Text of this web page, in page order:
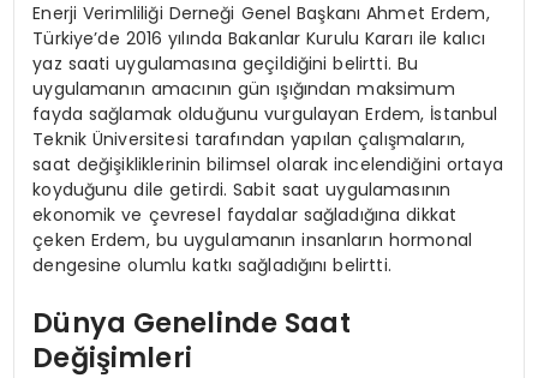
Enerji Verimliliği Derneği Genel Başkanı Ahmet Erdem,
Türkiye’de 2016 yılında Bakanlar Kurulu Kararı ile kalıcı
yaz saati uygulamasına geçildiğini belirtti. Bu
uygulamanın amacının gün ışığından maksimum
fayda sağlamak olduğunu vurgulayan Erdem, İstanbul
Teknik Üniversitesi tarafından yapılan çalışmaların,
saat değişikliklerinin bilimsel olarak incelendiğini ortaya
koyduğunu dile getirdi. Sabit saat uygulamasının
ekonomik ve çevresel faydalar sağladığına dikkat
çeken Erdem, bu uygulamanın insanların hormonal
dengesine olumlu katkı sağladığını belirtti.
Dünya Genelinde Saat
Değişimleri